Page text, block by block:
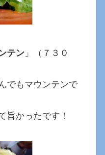
テン 」（７３０
でもマウンテンで
旨かったです！